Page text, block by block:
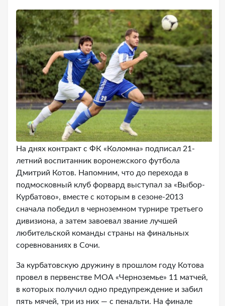
На днях контракт с ФК «Коломна» подписал 21-
летний воспитанник воронежского футбола
Дмитрий Котов. Напомним, что до перехода в
подмосковный клуб форвард выступал за «Выбор-
Курбатово», вместе с которым в сезоне-2013
сначала победил в черноземном турнире третьего
дивизиона, а затем завоевал звание лучшей
любительской команды страны на финальных
соревнованиях в Сочи.
За курбатовскую дружину в прошлом году Котова
провел в первенстве МОА «Черноземье» 11 матчей,
в которых получил одно предупреждение и забил
пять мячей, три из них — с пенальти. На финале